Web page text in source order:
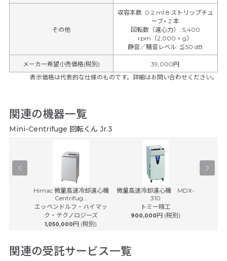
その他
収容本数: 0.2 ml 8 ストリップチュ
ーブ× 2 本
回転数（遠心力） : 5,400
rpm（2,000 × g）
静音／騒音レベル: ≦50 dB
メーカー希望小売価格(税別)
39,000円
表示価格は代表的な仕様のものです。詳細はお問い合わせください。
関連の機器一覧
Mini-Centrifuge 回転くん Jr.3
Himac 微量高速冷却遠心機
Centrifug...
エッペンドルフ・ハイマッ
ク・テクノロジーズ
1,050,000円 (税別)
微量高速冷却遠心機 MDX-
310
トミー精工
900,000円 (税別)
関連の受託サービス一覧